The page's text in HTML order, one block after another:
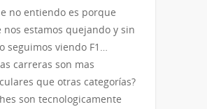
no entiendo es porque
nos estamos quejando y sin
seguimos viendo F1…
carreras son mas
que otras categorías?
son tecnologicamente